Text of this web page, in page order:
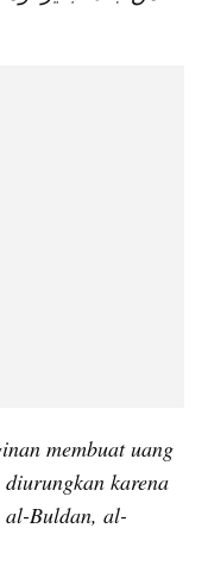
membuat uang
karena
al-Buldan, al-